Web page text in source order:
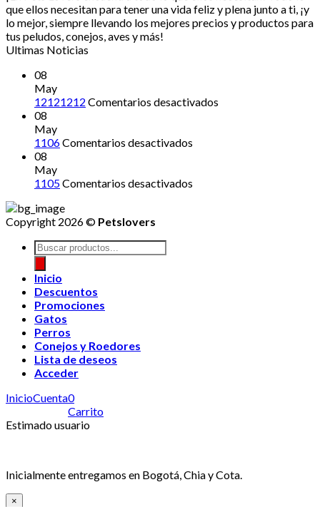
que ellos necesitan para tener una vida feliz y plena junto a ti, ¡y
lo mejor, siempre llevando los mejores precios y productos para
tus peludos, conejos, aves y más!
Ultimas Noticias
08
May
12121212 Comentarios desactivados
08
May
1106Comentarios desactivados
08
May
1105Comentarios desactivados
Copyright 2026 © Petslovers
Búsqueda
de
productos
Inicio
Descuentos
Promociones
Gatos
Perros
Conejos y Roedores
Lista de deseos
Acceder
InicioCuenta0
Carrito
Estimado usuario
Inicialmente entregamos en Bogotá, Chia y Cota.
×